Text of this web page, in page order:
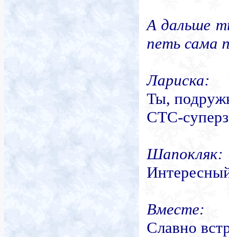
А дальше
петь сама
Лариска:
Ты,
СТС-
Шапокляк:
Вместе:
Славно